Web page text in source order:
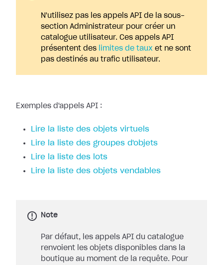
N'utilisez pas les appels API de la sous-
section Administrateur pour créer un
catalogue utilisateur. Ces appels API
présentent des
limites de taux et ne sont
pas destinés au trafic utilisateur.
Exemples d'appels API :
Lire la liste des objets virtuels
Lire la liste des groupes d'objets
Lire la liste des lots
Lire la liste des objets vendables
Note
Par défaut, les appels API du catalogue
renvoient les objets disponibles dans la
boutique au moment de la requête. Pour